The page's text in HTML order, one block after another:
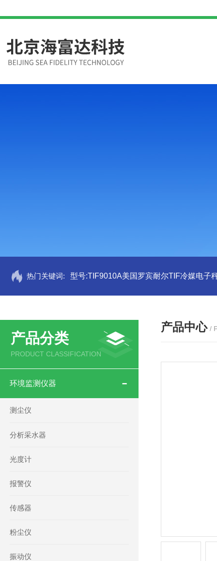
热门关键词: 型号:TIF9010A美国罗宾耐尔TIF冷媒电子
产品分类
PRODUCT CLASSIFICATION
环境监测仪器
测尘仪
分析采水器
光度计
报警仪
传感器
粉尘仪
振动仪
产品中心 /